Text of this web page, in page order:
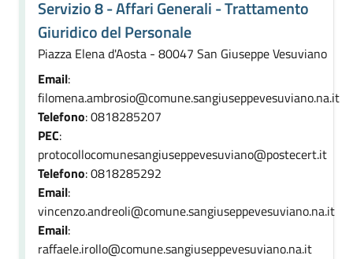
Servizio 8 - Affari Generali - Trattamento
Giuridico del Personale
Piazza Elena d'Aosta - 80047 San Giuseppe Vesuviano
Email:
filomena.ambrosio@comune.sangiuseppevesuviano.na.it
Telefono: 0818285207
PEC:
protocollocomunesangiuseppevesuviano@postecert.it
Telefono: 0818285292
Email:
vincenzo.andreoli@comune.sangiuseppevesuviano.na.it
Email:
raffaele.irollo@comune.sangiuseppevesuviano.na.it